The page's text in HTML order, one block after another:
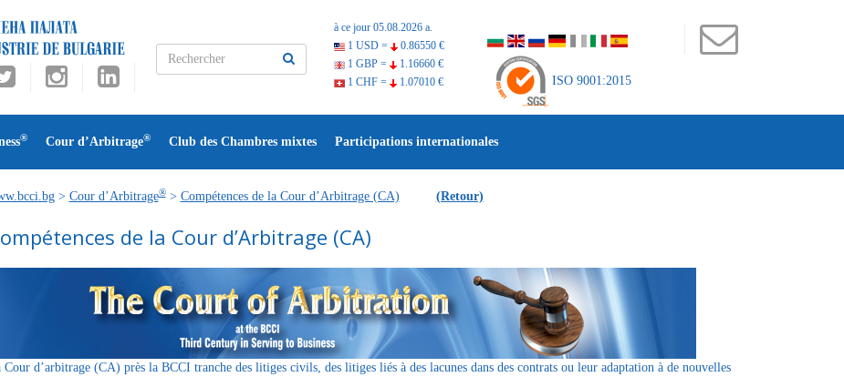
à ce jour 05.08.2026 a.
1 USD =
0.86550 €
1 GBP =
1.16660 €
1 CHF =
1.07010 € ISO 9001:2015
® Cour d’Arbitrage® Club des Chambres mixtes Participations internationales
> Cour d’Arbitrage®> Compétences de la Cour d’Arbitrage (CA) (Retour)
de la Cour d’Arbitrage (CA)
Cour d’arbitrage (CA) près la BCCI tranche des litiges civils, des litiges liés à des lacunes dans des contrats ou leur adaptation à de nouvelles